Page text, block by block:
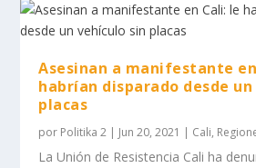
Asesinan a manifestante
habrían disparado desde
placas
por Politika 2 | Jun 20, 2021 | Cali,
La Unión de Resistencia Cali ha